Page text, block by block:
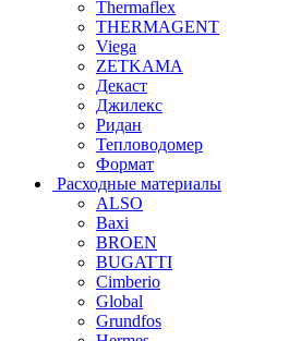
Thermaflex
THERMAGENT
Viega
ZETKAMA
Декаст
Джилекс
Ридан
Тепловодомер
Формат
Расходные материалы
ALSO
Baxi
BROEN
BUGATTI
Cimberio
Global
Grundfos